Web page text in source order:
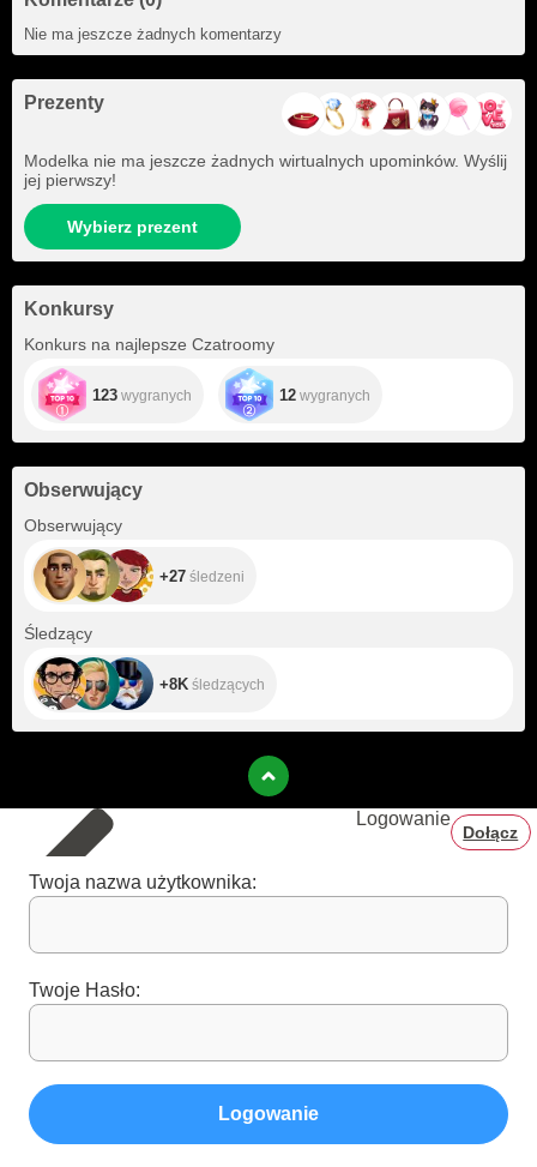
Nie ma jeszcze żadnych komentarzy
Prezenty
Modelka nie ma jeszcze żadnych wirtualnych upominków. Wyślij
jej pierwszy!
Wybierz prezent
Konkursy
Konkurs na najlepsze Czatroomy
123 wygranych 12 wygranych
Obserwujący
Obserwujący
+27 śledzeni
Śledzący
+8K śledzących
Logowanie
Dołącz
Twoja nazwa użytkownika:
Twoje Hasło:
Logowanie